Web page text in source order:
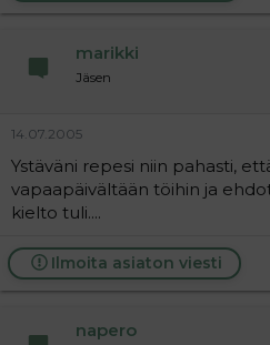
marikki
Jäsen
14.07.2005
Ystäväni repesi niin pahasti,
vapaapäivältään töihin ja
kielto tuli....
Ilmoita asiaton viesti
napero